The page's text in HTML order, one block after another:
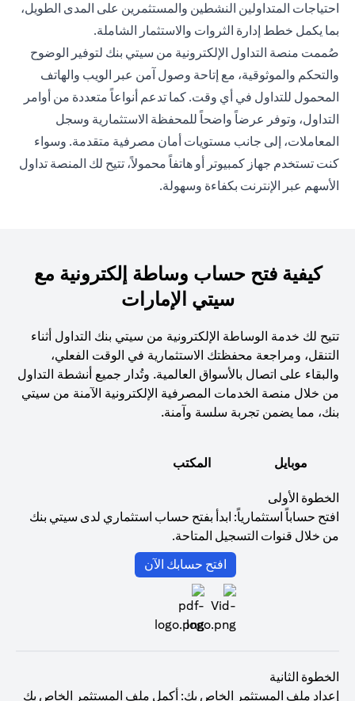
احتياجات المتداولين النشطين والمستثمرين على المدى الطويل،
بما يكمل خطط إدارة الثروات والاستثمار الشاملة.
صُممت منصة التداول الإلكترونية من سيتي بنك لتوفير الوضوح
والتحكم والموثوقية، مع إتاحة وصول آمن عبر الويب والهاتف
المحمول للتداول في أي وقت. كما تدعم أنواعاً متعددة من أوامر
التداول، وتوفر عرضاً واضحاً للمحفظة الاستثمارية وسجل
المعاملات، إلى جانب مستويات أمان مصرفية متقدمة. وسواء
كنت تستخدم جهاز كمبيوتر أو هاتفاً محمولاً، تتيح لك المنصة تداول
الأسهم عبر الإنترنت بكفاءة وسهولة.
كيفية فتح حساب وساطة إلكترونية مع
سيتي الإمارات
تتيح لك خدمة الوساطة الإلكترونية من سيتي بنك التداول أثناء
التنقل، ومراجعة محفظتك الاستثمارية في الوقت الفعلي،
والبقاء على اتصال بالأسواق العالمية. وتُدار جميع أنشطة التداول
من خلال منصة الخدمات المصرفية الإلكترونية الآمنة من سيتي
بنك، مما يضمن تجربة سلسة وآمنة.
موبايل المكتب
الخطوة الأولى
افتح حساباً استثمارياً: ابدأ بفتح حساب استثماري لدى سيتي بنك
من خلال قنوات التسجيل المتاحة.
افتح حسابك الآن
الخطوة الثانية
إعداد ملف المستثمر الخاص بك: أكمل ملف المستثمر الخاص بك